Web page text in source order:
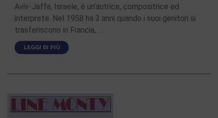
Aviv-Jaffa, Israele, è un’autrice, compositrice ed
interprete. Nel 1958 ha 3 anni quando i suoi genitori si
trasferiscono in Francia, …
LEGGI DI PIÙ